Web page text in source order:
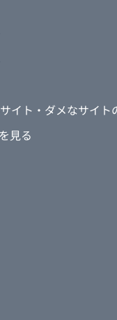
フードコネクシ
介でした。
ことを教えてくだ
いただいて、問い
。
い合わせなどもあ
ジを作成して告
イト・ダメなサイト
見る